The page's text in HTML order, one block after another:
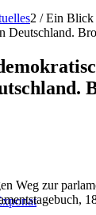
2 / Ein Blick
Deutschland.
Weg zur